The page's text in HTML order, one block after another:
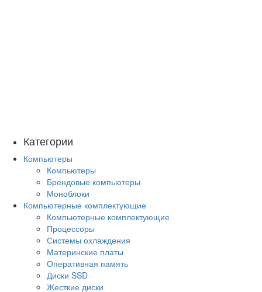
Категории
Компьютеры
Компьютеры
Брендовые компьютеры
Моноблоки
Компьютерные комплектующие
Компьютерные комплектующие
Процессоры
Системы охлаждения
Материнские платы
Оперативная память
Диски SSD
Жесткие диски